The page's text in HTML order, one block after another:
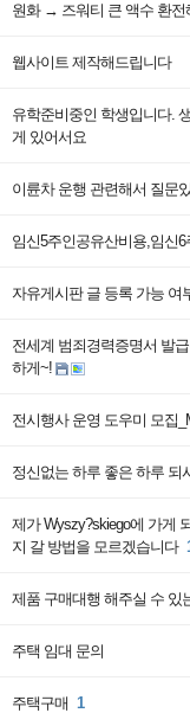
원화 → 즈워티 큰 액수 환전
웹사이트 제작해드립니다
유학준비중인 학생입니다.
게 있어서요
이륜차 운행 관련해서 질문
임­신5주인공유­산비용,임­신
자유게시판 글 등록 가능 여
전세계 범죄경력증명서 발
하게~!
전시행사 운영 도우미 모집
정신없는 하루 좋은 하루 되
제가 Wyszy?skiego에 가게
지 갈 방법을 모르겠습니다
제품 구매대행 해주실 수 있
주택 임대 문의
주택구매 1